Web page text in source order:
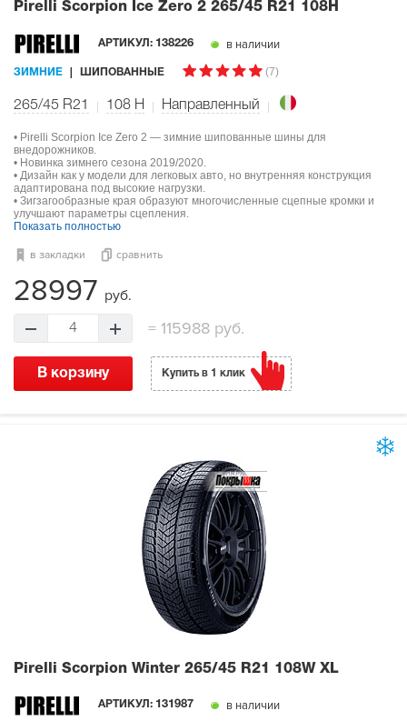
Pirelli Scorpion Ice Zero 2 265/45 R21 108H
АРТИКУЛ: 138226 в наличии
ЗИМНИЕ ШИПОВАННЫЕ (7)
265/45 R21 108 H Направленный
• Pirelli Scorpion Ice Zero 2 — зимние шипованные шины для
внедорожников.
• Новинка зимнего сезона 2019/2020.
• Дизайн как у модели для легковых авто, но внутренняя конструкция
адаптирована под высокие нагрузки.
• Зигзагообразные края образуют многочисленные сцепные кромки и
улучшают параметры сцепления.
Показать полностью
в закладки сравнить
28997 руб.
4 =115988 руб.
В корзину Купить в 1 клик
Pirelli Scorpion Winter 265/45 R21 108W XL
АРТИКУЛ: 131987 в наличии